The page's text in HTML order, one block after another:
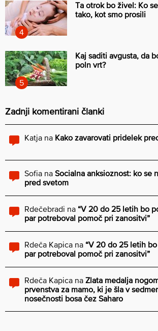
Ta otrok bo živel: Ko
tako, kot smo prosili
Kaj saditi avgusta, da
poln vrt?
Zadnji komentirani članki
Katja na Kako zavarovati pridelek
Sofia na Socialna anksioznost: ko se
pred svetom
Rdečebradi na “V 20 do 25 letih bo
par potreboval pomoč pri zanositvi”
Rdeča Kapica na “V 20 do 25 letih
par potreboval pomoč pri zanositvi”
Rdeča Kapica na Zlata medalja
prvenstva za mamo, ki je šla v
nosečnosti bosa čez Saharo